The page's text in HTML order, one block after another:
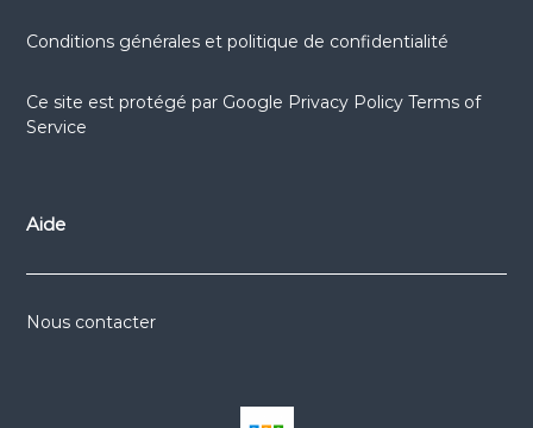
Conditions générales et politique de confidentialité
Ce site est protégé par Google Privacy Policy Terms of
Service
Aide
Nous contacter